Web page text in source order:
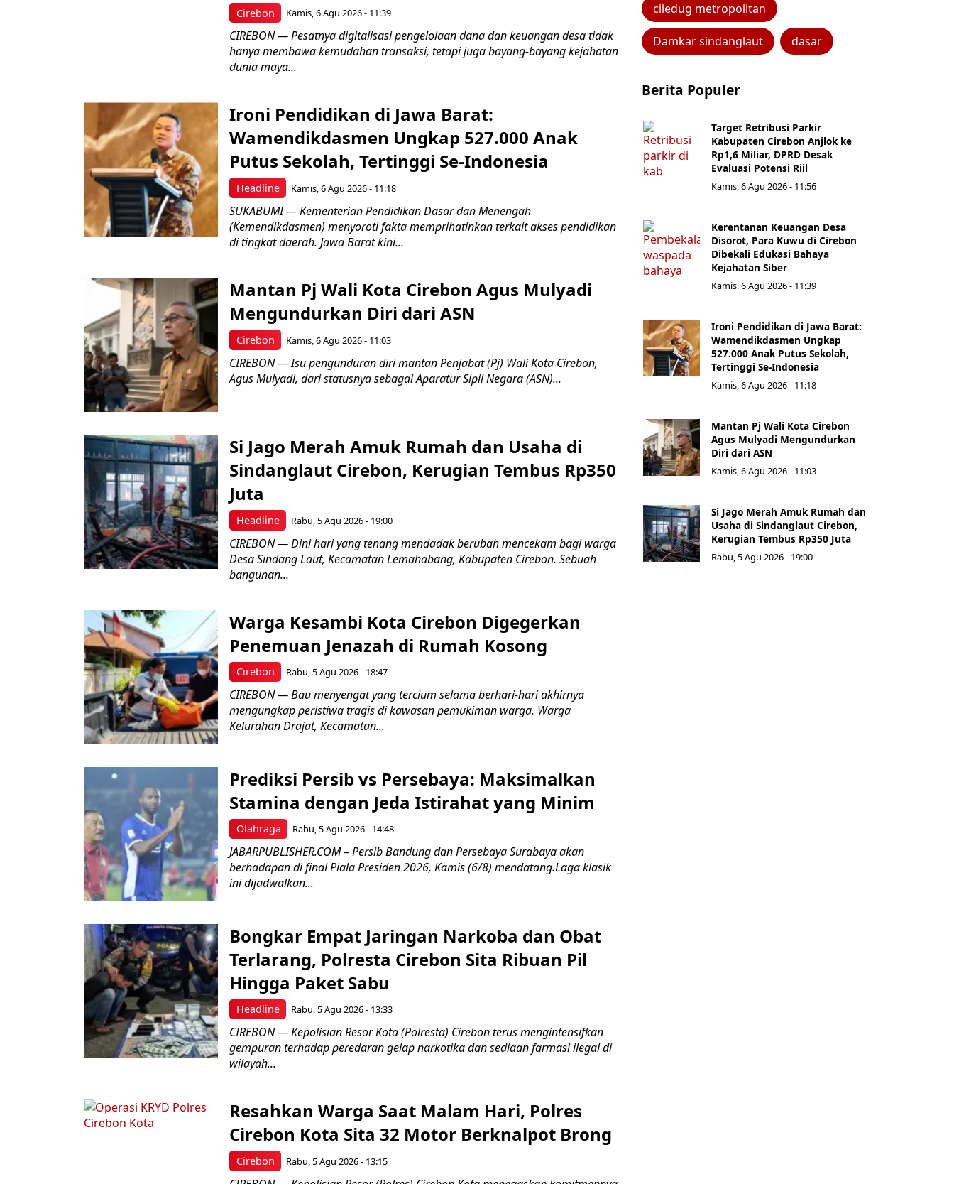
Cirebon Kamis, 6 Agu 2026 - 11:39
CIREBON — Pesatnya digitalisasi pengelolaan dana dan keuangan desa tidak
hanya membawa kemudahan transaksi, tetapi juga bayang-bayang kejahatan
dunia maya...
Headline
Ironi Pendidikan di Jawa Barat:
Wamendikdasmen Ungkap 527.000 Anak
Putus Sekolah, Tertinggi Se-Indonesia
Kamis, 6 Agu 2026 - 11:18
SUKABUMI — Kementerian Pendidikan Dasar dan Menengah
(Kemendikdasmen) menyoroti fakta memprihatinkan terkait akses pendidikan
di tingkat daerah. Jawa Barat kini...
Cirebon
Mantan Pj Wali Kota Cirebon Agus Mulyadi
Mengundurkan Diri dari ASN
Kamis, 6 Agu 2026 - 11:03
CIREBON — Isu pengunduran diri mantan Penjabat (Pj) Wali Kota Cirebon,
Agus Mulyadi, dari statusnya sebagai Aparatur Sipil Negara (ASN)...
Headline
Si Jago Merah Amuk Rumah dan Usaha di
Sindanglaut Cirebon, Kerugian Tembus Rp350
Juta
Rabu, 5 Agu 2026 - 19:00
CIREBON — Dini hari yang tenang mendadak berubah mencekam bagi warga
Desa Sindang Laut, Kecamatan Lemahabang, Kabupaten Cirebon. Sebuah
bangunan...
Cirebon
Warga Kesambi Kota Cirebon Digegerkan
Penemuan Jenazah di Rumah Kosong
Rabu, 5 Agu 2026 - 18:47
CIREBON — Bau menyengat yang tercium selama berhari-hari akhirnya
mengungkap peristiwa tragis di kawasan pemukiman warga. Warga
Kelurahan Drajat, Kecamatan...
Olahraga
Prediksi Persib vs Persebaya: Maksimalkan
Stamina dengan Jeda Istirahat yang Minim
Rabu, 5 Agu 2026 - 14:48
JABARPUBLISHER.COM – Persib Bandung dan Persebaya Surabaya akan
berhadapan di final Piala Presiden 2026, Kamis (6/8) mendatang.Laga klasik
ini dijadwalkan...
Headline
Bongkar Empat Jaringan Narkoba dan Obat
Terlarang, Polresta Cirebon Sita Ribuan Pil
Hingga Paket Sabu
Rabu, 5 Agu 2026 - 13:33
​CIREBON — Kepolisian Resor Kota (Polresta) Cirebon terus mengintensifkan
gempuran terhadap peredaran gelap narkotika dan sediaan farmasi ilegal di
wilayah...
Cirebon
Resahkan Warga Saat Malam Hari, Polres
Cirebon Kota Sita 32 Motor Berknalpot Brong
Rabu, 5 Agu 2026 - 13:15
ciledug metropolitan
Damkar sindanglaut dasar
Berita Populer
Target Retribusi Parkir
Kabupaten Cirebon Anjlok ke
Rp1,6 Miliar, DPRD Desak
Evaluasi Potensi Riil
Kamis, 6 Agu 2026 - 11:56
Kerentanan Keuangan Desa
Disorot, Para Kuwu di Cirebon
Dibekali Edukasi Bahaya
Kejahatan Siber
Kamis, 6 Agu 2026 - 11:39
Ironi Pendidikan di Jawa Barat:
Wamendikdasmen Ungkap
527.000 Anak Putus Sekolah,
Tertinggi Se-Indonesia
Kamis, 6 Agu 2026 - 11:18
Mantan Pj Wali Kota Cirebon
Agus Mulyadi Mengundurkan
Diri dari ASN
Kamis, 6 Agu 2026 - 11:03
Si Jago Merah Amuk Rumah dan
Usaha di Sindanglaut Cirebon,
Kerugian Tembus Rp350 Juta
Rabu, 5 Agu 2026 - 19:00